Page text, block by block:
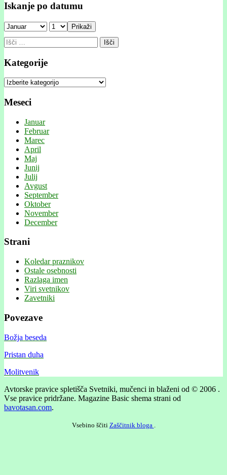
Iskanje po datumu
Prikaži
Išči:
Kategorije
Kategorije
Meseci
Januar
Februar
Marec
April
Maj
Junij
Julij
Avgust
September
Oktober
November
December
Strani
Koledar praznikov
Ostale osebnosti
Razlaga imen
Viri svetnikov
Zavetniki
Povezave
Božja beseda
Pristan duha
Molitvenik
Avtorske pravice spletišča Svetniki, mučenci in blaženi od © 2006 .
Vse pravice pridržane. Magazine Basic shema strani od
bavotasan.com.
Vsebino ščiti Zaščitnik bloga